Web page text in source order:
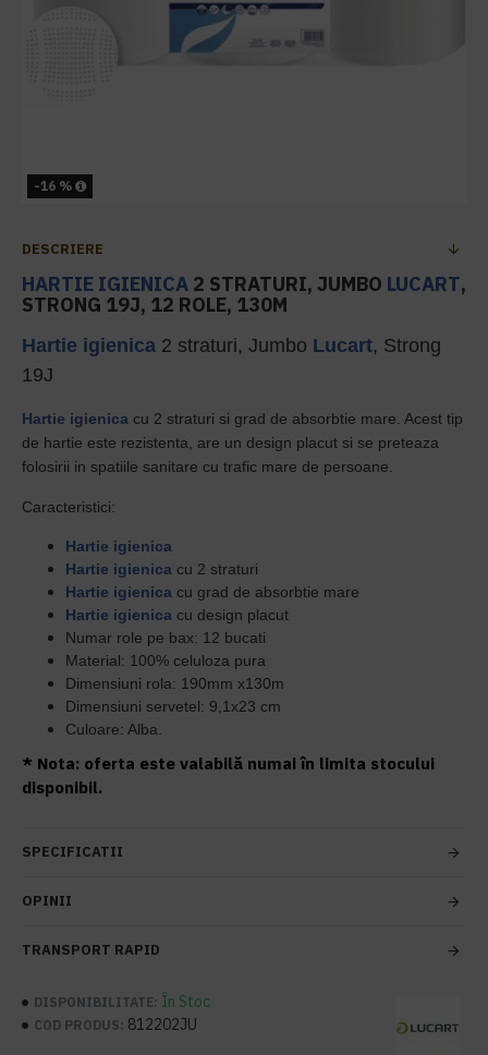
-16 %
DESCRIERE
HARTIE IGIENICA 2 STRATURI, JUMBO LUCART,
STRONG 19J, 12 ROLE, 130M
Hartie igienica 2 straturi, Jumbo Lucart, Strong
19J
Hartie igienica cu 2 straturi si grad de absorbtie mare. Acest tip
de hartie este rezistenta, are un design placut si se preteaza
folosirii in spatiile sanitare cu trafic mare de persoane.
Caracteristici:
Hartie igienica
Hartie igienica cu 2 straturi
Hartie igienica cu grad de absorbtie mare
Hartie igienica cu design placut
Numar role pe bax: 12 bucati
Material: 100% celuloza pura
Dimensiuni rola: 190mm x130m
Dimensiuni servetel: 9,1x23 cm
Culoare: Alba.
* Nota: oferta este valabilă numai în limita stocului
disponibil.
SPECIFICATII
OPINII
TRANSPORT RAPID
DISPONIBILITATE: În Stoc
COD PRODUS: 812202JU